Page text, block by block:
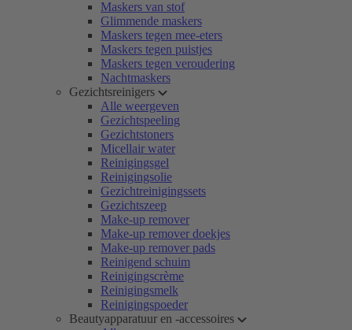
Maskers van stof
Glimmende maskers
Maskers tegen mee-eters
Maskers tegen puistjes
Maskers tegen veroudering
Nachtmaskers
Gezichtsreinigers
Alle weergeven
Gezichtspeeling
Gezichtstoners
Micellair water
Reinigingsgel
Reinigingsolie
Gezichtreinigingssets
Gezichtszeep
Make-up remover
Make-up remover doekjes
Make-up remover pads
Reinigend schuim
Reinigingscrème
Reinigingsmelk
Reinigingspoeder
Beautyapparatuur en -accessoires